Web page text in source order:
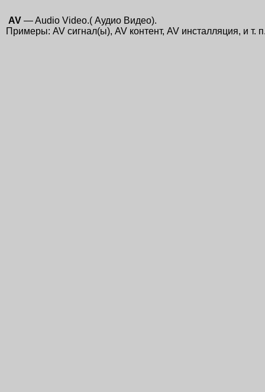
AV — Audio Video.( Аудио Видео).
Примеры: AV сигнал(ы), AV контент, AV инсталляция, и т.